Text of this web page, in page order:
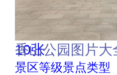
10张
香山公园图片
景区等级景点类型